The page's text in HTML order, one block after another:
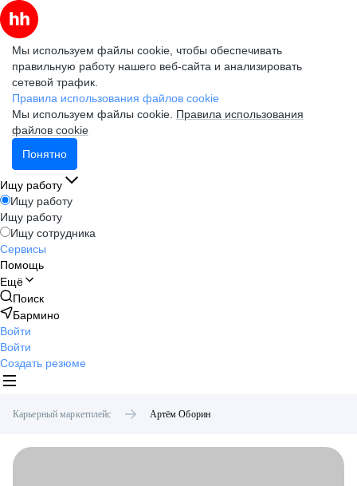
Мы используем файлы cookie, чтобы обеспечивать
правильную работу нашего веб-сайта и анализировать
сетевой трафик.
Правила использования файлов cookie
Мы используем файлы cookie. Правила использования
файлов cookie
Понятно
Ищу работу
Ищу работу
Ищу работу
Ищу сотрудника
Сервисы
Помощь
Ещё
Поиск
Бармино
Войти
Войти
Создать резюме
Карьерный маркетплейс Артём Оборин